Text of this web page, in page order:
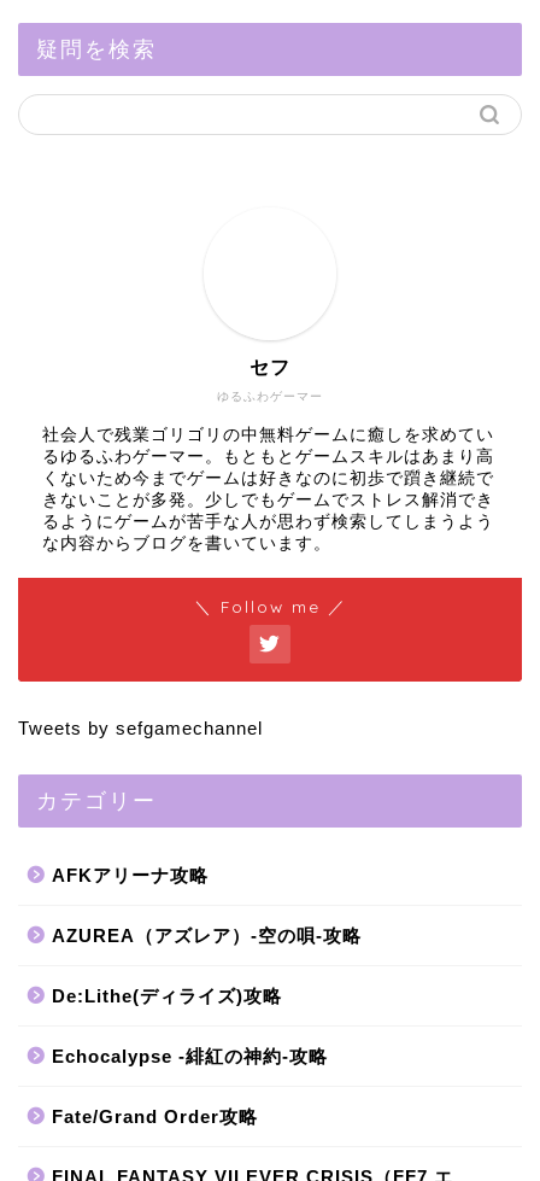
疑問を検索
ゆるふわゲーマー
セフ
社会人で残業ゴリゴリの中無料ゲームに癒しを求めてい
るゆるふわゲーマー。もともとゲームスキルはあまり高
くないため今までゲームは好きなのに初歩で躓き継続で
きないことが多発。少しでもゲームでストレス解消でき
るようにゲームが苦手な人が思わず検索してしまうよう
な内容からブログを書いています。
＼ Follow me ／
Tweets by sefgamechannel
カテゴリー
AFKアリーナ攻略
AZUREA（アズレア）-空の唄-攻略
De:Lithe(ディライズ)攻略
Echocalypse -緋紅の神約-攻略
Fate/Grand Order攻略
FINAL FANTASY VII EVER CRISIS（FF7 エ